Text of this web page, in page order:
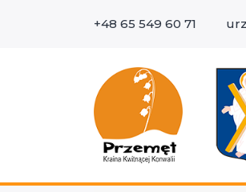
+48 65 549 60 71